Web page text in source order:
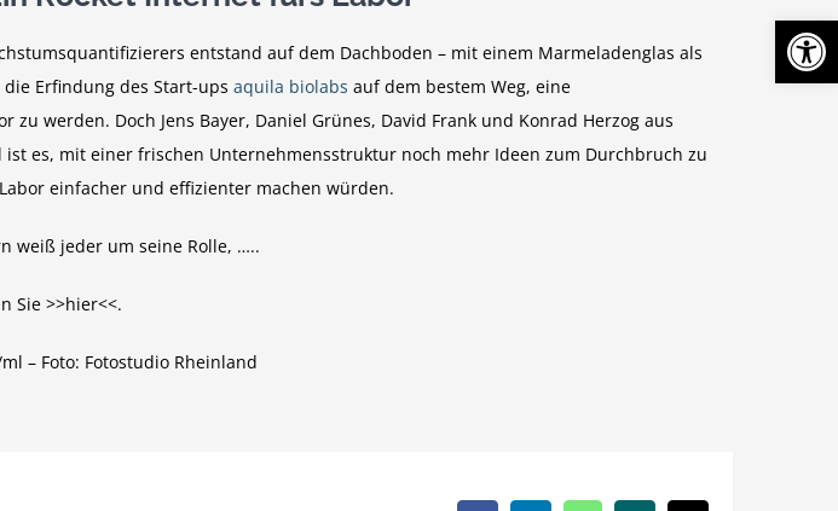
entstand auf dem Dachboden – mit einem Marmeladenglas als
Erfindung des Start-ups aquila biolabs auf dem bestem Weg, eine
zu werden. Doch Jens Bayer, Daniel Grünes, David Frank und Konrad Herzog aus
ist es, mit einer frischen Unternehmensstruktur noch mehr Ideen zum Durchbruch zu
einfacher und effizienter machen würden.
weiß jeder um seine Rolle, …..
Sie >>hier<<.
– Foto: Fotostudio Rheinland